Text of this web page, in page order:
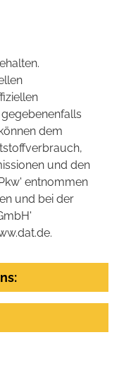
dem
und den
entnommen
und bei der